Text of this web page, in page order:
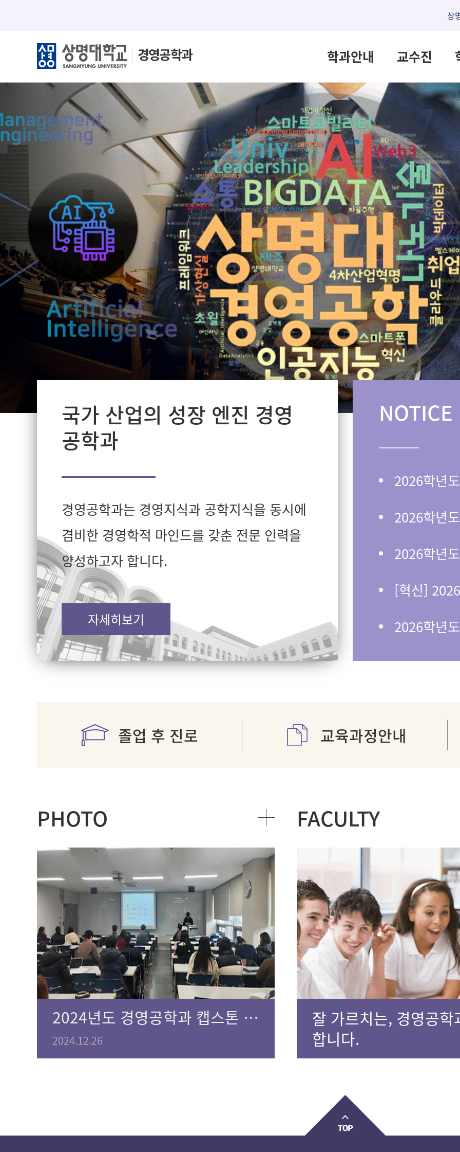
상
경영공학과 학과안내 교수진
국가 산업의 성장 엔진 경영
공학과
경영공학과는 경영지식과 공학지식을 동시에
겸비한 경영학적 마인드를 갖춘 전문 인력을
양성하고자 합니다.
자세히보기
NOTICE
졸업 후 진로 교육과정안내
PHOTO
2024년도 경영공학과 캡스톤 졸업논문 발표회
2024.12.26
FACULTY
잘 가르치는, 경영공
합니다.